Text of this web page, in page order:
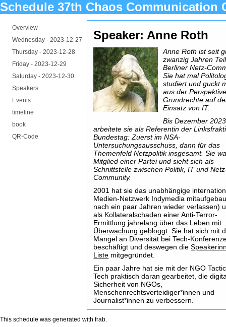
Schedule 37th Chaos Communication
Overview
Wednesday - 2023-12-27
Thursday - 2023-12-28
Friday - 2023-12-29
Saturday - 2023-12-30
Speakers
Events
timeline
book
QR-Code
Speaker: Anne Roth
Anne Roth ist seit
zwanzig Jahren
Berliner Netz-
Sie hat mal
studiert und guckt
aus der
Grundrechte auf
Einsatz von IT.
Bis Dezember 2023
arbeitete sie als Referentin der
Bundestag: Zuerst im NSA-
Untersuchungsausschuss, dann für das
Themenfeld Netzpolitik insgesamt. Sie
Mitglied einer Partei und sieht sich als
Schnittstelle zwischen Politik, IT und
Community.
2001 hat sie das unabhängige
Medien-Netzwerk Indymedia
nach ein paar Jahren wieder verlassen)
als Kollateralschaden einer Anti-Terror-
Ermittlung jahrelang über das Leben mit
Überwachung gebloggt . Sie hat sich mit
Mangel an Diversität bei Tech-
beschäftigt und deswegen die
Liste mitgegründet.
Ein paar Jahre hat sie mit der NGO
Tech praktisch daran gearbeitet, die
Sicherheit von NGOs,
Menschenrechtsverteidiger*innen und
Journalist*innen zu verbessern.
This schedule was generated with frab.